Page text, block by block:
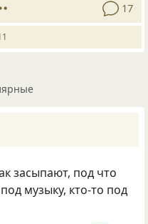
17
засыпают, под что
музыку, кто-то под